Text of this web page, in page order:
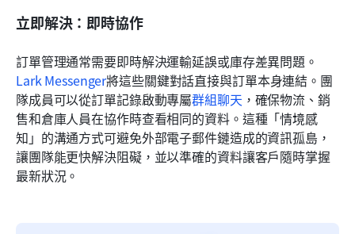
立即解決：即時協作
訂單管理通常需要即時解決運輸延誤或庫存差異問題。
Lark Messenger將這些關鍵對話直接與訂單本身連結。團
隊成員可以從訂單記錄啟動專屬群組聊天 ，確保物流、銷
售和倉庫人員在協作時查看相同的資料。這種「情境感
知」的溝通方式可避免外部電子郵件鏈造成的資訊孤島，
讓團隊能更快解決阻礙，並以準確的資料讓客戶隨時掌握
最新狀況。